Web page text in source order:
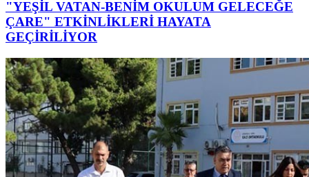
"YEŞİL VATAN-BENİM OKULUM GELECEĞE
ÇARE" ETKİNLİKLERİ HAYATA
GEÇİRİLİYOR